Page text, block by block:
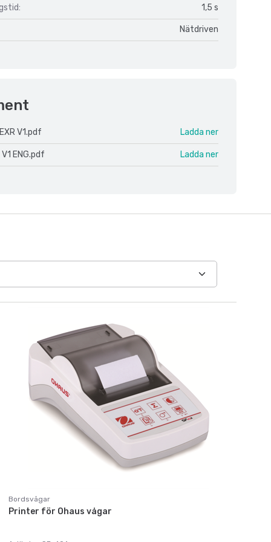
1,5 s
Nätdriven
V1.pdf Ladda ner
ENG.pdf Ladda ner
Bordsvågar
Printer för Ohaus vågar